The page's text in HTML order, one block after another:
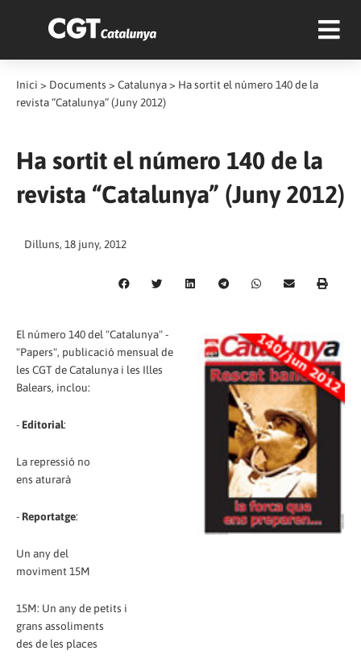
Inici > Documents > Catalunya> Ha sortit el número 140 de la
revista “Catalunya” (Juny 2012)
Ha sortit el número 140 de la
revista “Catalunya” (Juny 2012)
Dilluns, 18 juny, 2012
El número 140 del "Catalunya" -
"Papers", publicació mensual de
les CGT de Catalunya i les Illes
Balears, inclou:
- Editorial:
La repressió no
ens aturarà
- Reportatge:
Un any del
moviment 15M
15M: Un any de petits i
grans assoliments
des de les places